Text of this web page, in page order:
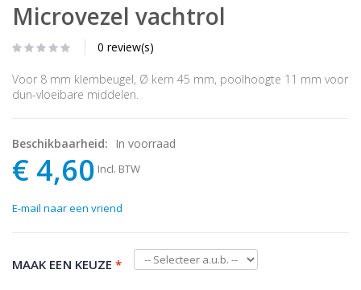
Microvezel vachtrol
0 review(s)
Voor 8 mm klembeugel, Ø kern 45 mm, poolhoogte 11 mm voor
dun-vloeibare middelen.
Beschikbaarheid: In voorraad
€ 4,60 Incl. BTW
E-mail naar een vriend
MAAK EEN KEUZE *